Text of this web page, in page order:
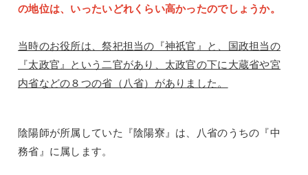
の地位は、いったいどれくらい高かったのでしょうか。
当時のお役所は、祭祀担当の『神祇官』と、国政担当の
『太政官』という二官があり、太政官の下に大蔵省や宮
内省などの８つの省（八省）がありました。
陰陽師が所属していた『陰陽寮』は、八省のうちの『中
務省』に属します。